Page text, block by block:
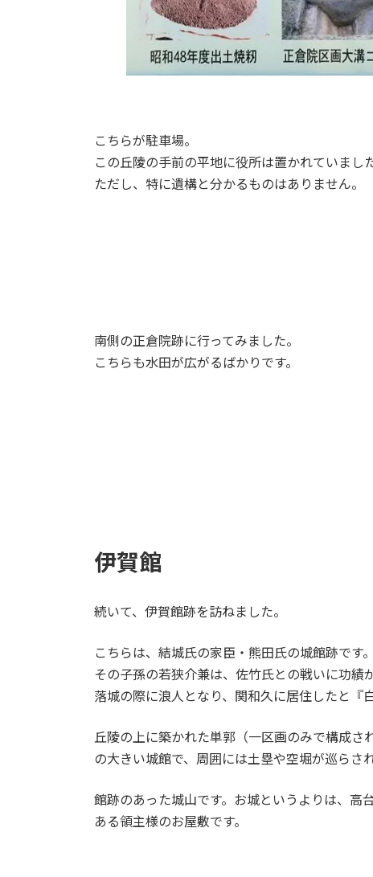
こちらが駐車場。
この丘陵の手前の平地に役所は置かれていました
ただし、特に遺構と分かるものはありません。
南側の正倉院跡に行ってみました。
こちらも水田が広がるばかりです。
伊賀館
続いて、伊賀館跡を訪ねました。
こちらは、結城氏の家臣・熊田氏の城館跡です。
その子孫の若狭介兼は、佐竹氏との戦いに功
落城の際に浪人となり、関和久に居住したと『
丘陵の上に築かれた単郭（一区画のみで構成
の大きい城館で、周囲には土塁や空堀が巡らさ
館跡のあった城山です。お城というよりは、高
ある領主様のお屋敷です。